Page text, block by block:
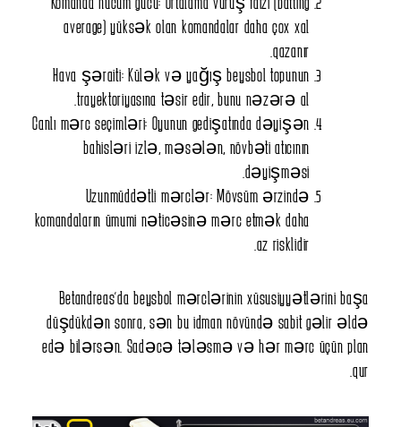
average) yüksək olan komandalar daha çox xal
qazanır.
Hava şəraiti: Külək və yağış beysbol topunun
trayektoriyasına təsir edir, bunu nəzərə al.
Canlı mərc seçimləri: Oyunun gedişatında dəyişən
bahisləri izlə, məsələn, növbəti atıcının
dəyişməsi.
Uzunmüddətli mərclər: Mövsüm ərzində
komandaların ümumi nəticəsinə mərc etmək daha
az risklidir.
Betandreas'da beysbol mərclərinin xüsusiyyətlərini başa
düşdükdən sonra, sən bu idman növündə sabit gəlir əldə
edə bilərsən. Sadəcə tələsmə və hər mərc üçün plan
qur.